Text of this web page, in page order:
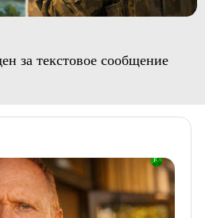
за текстовое сообщение